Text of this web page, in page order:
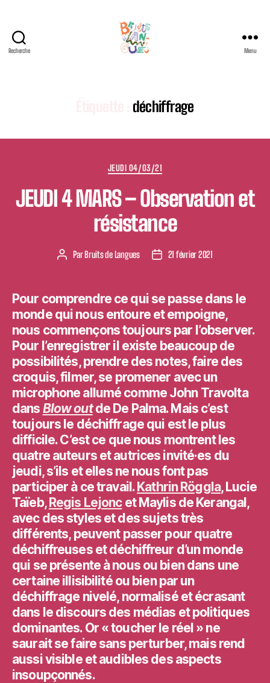
Recherche
de
Langues
Menu
déchiffrage
Catégories
JEUDI 04/03/21
JEUDI 4 MARS – Observation et
résistance
Auteur
ParBruits de Langues
Date21 février 2021
Pour comprendre ce qui se passe dans le
monde qui nous entoure et empoigne,
nous commençons toujours par l’observer.
Pour l’enregistrer il existe beaucoup de
possibilités, prendre des notes, faire des
croquis, filmer, se promener avec un
microphone allumé comme John Travolta
dans Blow out de De Palma. Mais c’est
toujours le déchiffrage qui est le plus
difficile. C’est ce que nous montrent les
quatre auteurs et autrices invité·es du
jeudi, s’ils et elles ne nous font pas
participer à ce travail.Kathrin Röggla,Lucie
Taïeb,Regis LejoncetMaylis de Kerangal,
avec des styles et des sujets très
différents, peuvent passer pour quatre
déchiffreuses et déchiffreur d’un monde
qui se présente à nous ou bien dans une
certaine illisibilité ou bien par un
déchiffrage nivelé, normalisé et écrasant
dans le discours des médias et politiques
dominantes. Or « toucher le réel » ne
saurait se faire sans perturber, mais rend
aussi visible et audibles des aspects
insoupçonnés.